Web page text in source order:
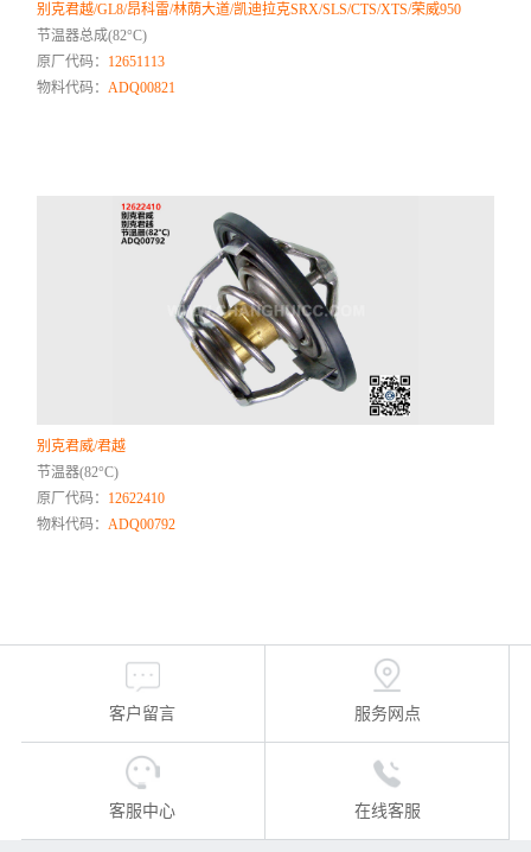
别克君越/GL8/昂科雷/林荫大道/凯迪拉克SRX/SLS/CTS/XTS/荣威950
节温器总成(82°C)
原厂代码： 12651113
物料代码：ADQ00821
别克君威/君越
节温器(82°C)
原厂代码： 12622410
物料代码：ADQ00792
客户留言 服务网点
客服中心 在线客服